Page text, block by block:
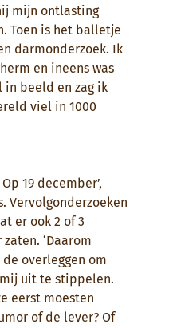
mijn ontlasting
Toen is het balletje
darmonderzoek. Ik
en ineens was
beeld en zag ik
viel in 1000
19 december’,
Vervolgonderzoeken
er ook 2 of 3
‘Daarom
overleggen om
uit te stippelen.
eerst moesten
of de lever? Of